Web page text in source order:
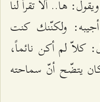
ها.. ألا تقرأ لنا
ولكنّنك كنت
كلاّ لم أكن نائماً،
يتضّح أنّ سماحته